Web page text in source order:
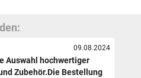
09.08.2024
Auswahl hochwertiger
Zubehör.Die Bestellung